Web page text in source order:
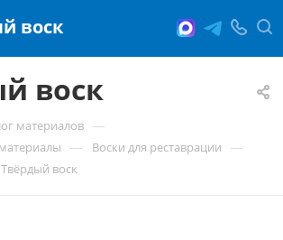
воск
воск
материалов —
— Воски для реставрации —
Твёрдый воск